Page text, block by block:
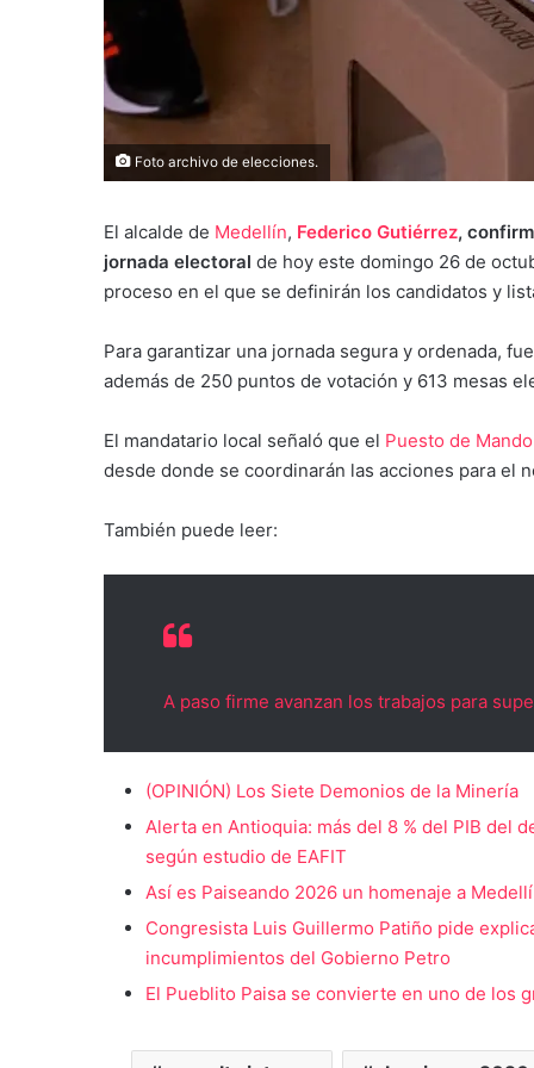
Foto archivo de elecciones.
El alcalde de Medellín, Federico Gutiérrez,
jornada electoral de hoy este domingo 26 de
proceso en el que se definirán los candidatos y
Para garantizar una jornada segura y ordenada,
además de 250 puntos de votación y 613 mesas
El mandatario local señaló que el Puesto de
desde donde se coordinarán las acciones para el
También puede leer:
A paso firme avanzan los trabajos para
(OPINIÓN) Los Siete Demonios de la Minería
Alerta en Antioquia: más del 8 % del PIB del
según estudio de EAFIT
Así es Paiseando 2026 un homenaje a
Congresista Luis Guillermo Patiño pide
incumplimientos del Gobierno Petro
El Pueblito Paisa se convierte en uno de los